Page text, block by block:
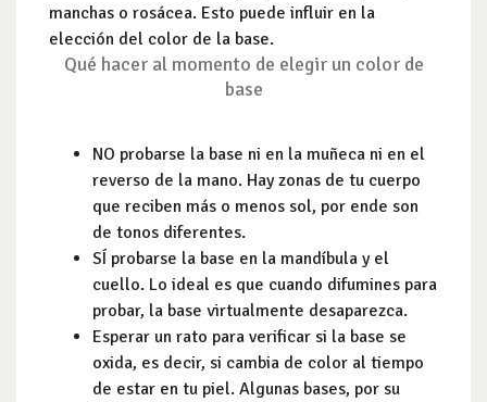
manchas o rosácea. Esto puede influir en la
elección del color de la base.
Qué hacer al momento de elegir un color de
base
NO probarse la base ni en la muñeca ni en el
reverso de la mano. Hay zonas de tu cuerpo
que reciben más o menos sol, por ende son
de tonos diferentes.
SÍ probarse la base en la mandíbula y el
cuello. Lo ideal es que cuando difumines para
probar, la base virtualmente desaparezca.
Esperar un rato para verificar si la base se
oxida, es decir, si cambia de color al tiempo
de estar en tu piel. Algunas bases, por su